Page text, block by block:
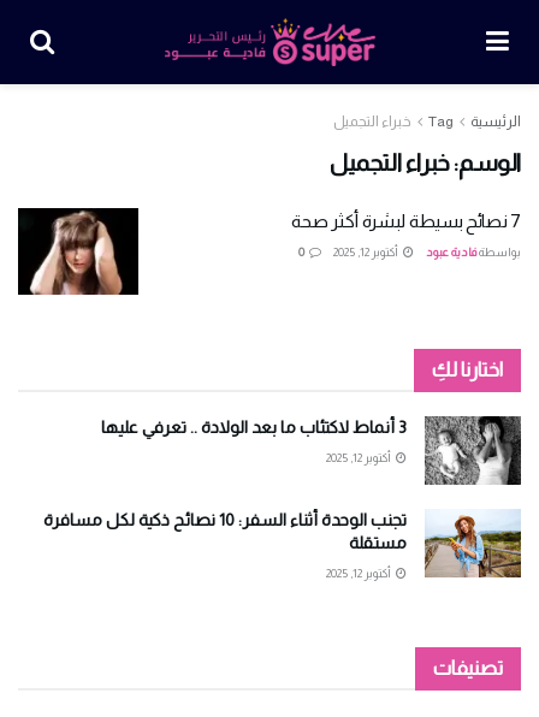
الرئيسية Tag خبراء التجميل
الوسم:خبراء التجميل
7 نصائح بسيطة لبشرة أكثر صحة
بواسطةفادية عبود أكتوبر 12, 2025 0
اختارنا لكِ
3 أنماط لاكتئاب ما بعد الولادة .. تعرفي عليها
أكتوبر 12, 2025
تجنب الوحدة أثناء السفر: 10 نصائح ذكية لكل مسافرة
مستقلة
أكتوبر 12, 2025
تصنيفات